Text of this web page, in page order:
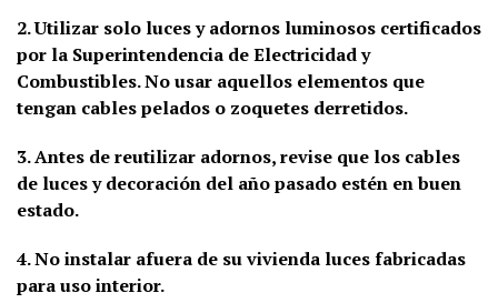
2. Utilizar solo luces y adornos luminosos certificados
por la Superintendencia de Electricidad y
Combustibles. No usar aquellos elementos que
tengan cables pelados o zoquetes derretidos.
3. Antes de reutilizar adornos, revise que los cables
de luces y decoración del año pasado estén en buen
estado.
4. No instalar afuera de su vivienda luces fabricadas
para uso interior.